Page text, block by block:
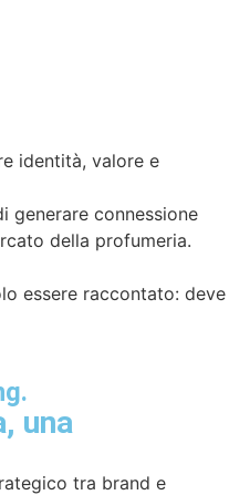
identità, valore e
generare connessione
della profumeria.
essere raccontato: deve
una
tra brand e